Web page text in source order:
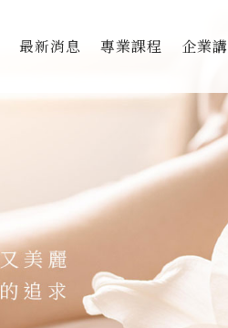
最新消息 專業課程
美胸專職技術國際認
美胸顧問微型創業培
美胸顧問全能認證
企業